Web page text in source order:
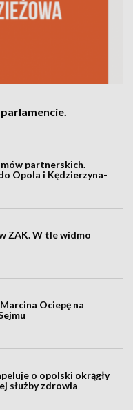
partnerskich.
Opola i Kędzierzyna-
ZAK. W tle widmo
Ociepę na
o opolski okrągły
służby zdrowia